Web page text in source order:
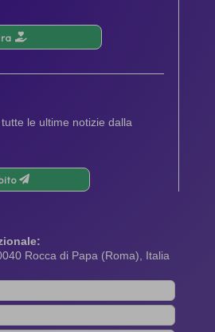
le ultime notizie dalla
Rocca di Papa (Roma), Italia